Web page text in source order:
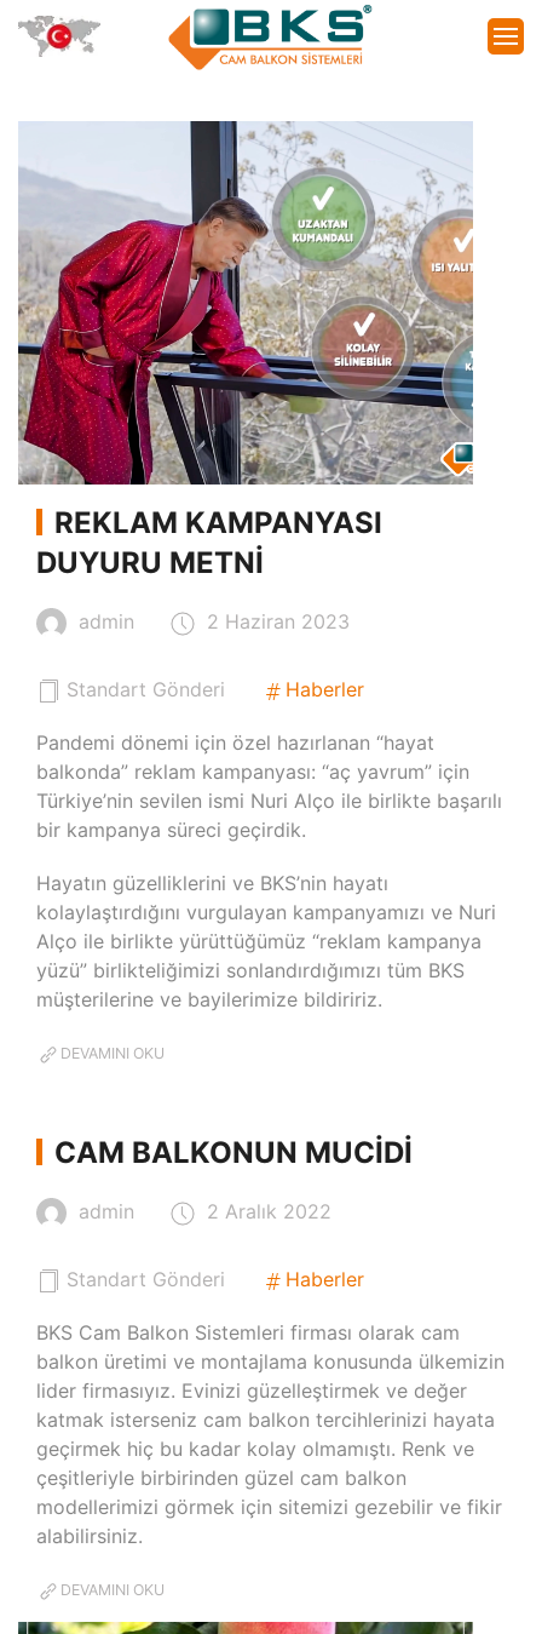
REKLAM KAMPANYASI
DUYURU METNI
admin 2 Haziran 2023
Standart Gönderi Haberler
Pandemi dönemi için özel hazırlanan “hayat
balkonda” reklam kampanyası: “aç yavrum” için
Türkiye’nin sevilen ismi Nuri Alço ile birlikte başarılı
bir kampanya süreci geçirdik.
Hayatın güzelliklerini ve BKS’nin hayatı
kolaylaştırdığını vurgulayan kampanyamızı ve Nuri
Alço ile birlikte yürüttüğümüz “reklam kampanya
yüzü” birlikteliğimizi sonlandırdığımızı tüm BKS
müşterilerine ve bayilerimize bildiririz.
DEVAMINI OKU
CAM BALKONUN MUCIDI
admin 2 Aralık 2022
Standart Gönderi Haberler
BKS Cam Balkon Sistemleri firması olarak cam
balkon üretimi ve montajlama konusunda ülkemizin
lider firmasıyız. Evinizi güzelleştirmek ve değer
katmak isterseniz cam balkon tercihlerinizi hayata
geçirmek hiç bu kadar kolay olmamıştı. Renk ve
çeşitleriyle birbirinden güzel cam balkon
modellerimizi görmek için sitemizi gezebilir ve fikir
alabilirsiniz.
DEVAMINI OKU